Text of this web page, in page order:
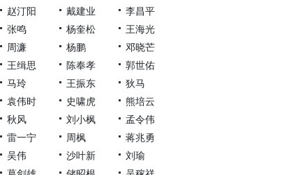
赵汀阳
戴建业
李昌平
张鸣
杨奎松
王海光
周濂
杨鹏
邓晓芒
王缉思
陈奉孝
郭世佑
马玲
王振东
狄马
袁伟时
史啸虎
熊培云
秋风
刘小枫
孟令伟
雷一宁
周枫
蒋兆勇
吴伟
沙叶新
刘瑜